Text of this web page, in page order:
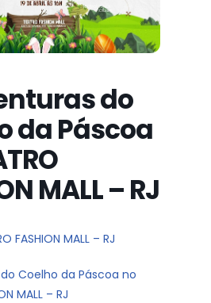
do
da Páscoa
MALL – RJ
FASHION MALL – RJ
Coelho da Páscoa no
MALL – RJ